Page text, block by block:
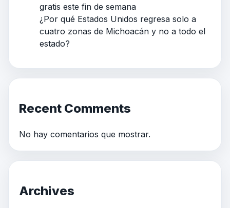
gratis este fin de semana
¿Por qué Estados Unidos regresa solo a
cuatro zonas de Michoacán y no a todo el
estado?
Recent Comments
No hay comentarios que mostrar.
Archives